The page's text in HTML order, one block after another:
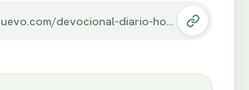
https://renuevo.com/devocional-diario-hoy-no-estare-afanado.html